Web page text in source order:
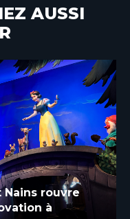
AUSSI
rouvre
à